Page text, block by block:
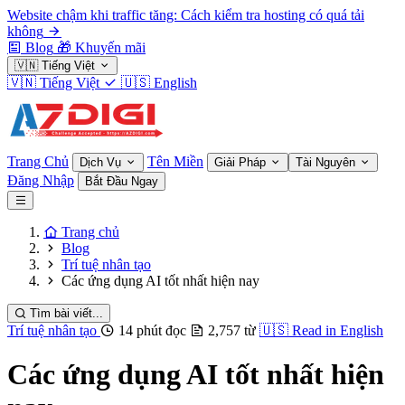
Website chậm khi traffic tăng: Cách kiểm tra hosting có quá tải
không
Blog 🎁 Khuyến mãi
🇻🇳 Tiếng Việt
🇻🇳 Tiếng Việt 🇺🇸 English
Trang Chủ Dịch Vụ Tên Miền Giải Pháp Tài Nguyên
Đăng Nhập Bắt Đầu Ngay
Trang chủ
Blog
Trí tuệ nhân tạo
Các ứng dụng AI tốt nhất hiện nay
Tìm bài viết...
Trí tuệ nhân tạo 14 phút đọc 2,757 từ 🇺🇸 Read in English
Các ứng dụng AI tốt nhất hiện